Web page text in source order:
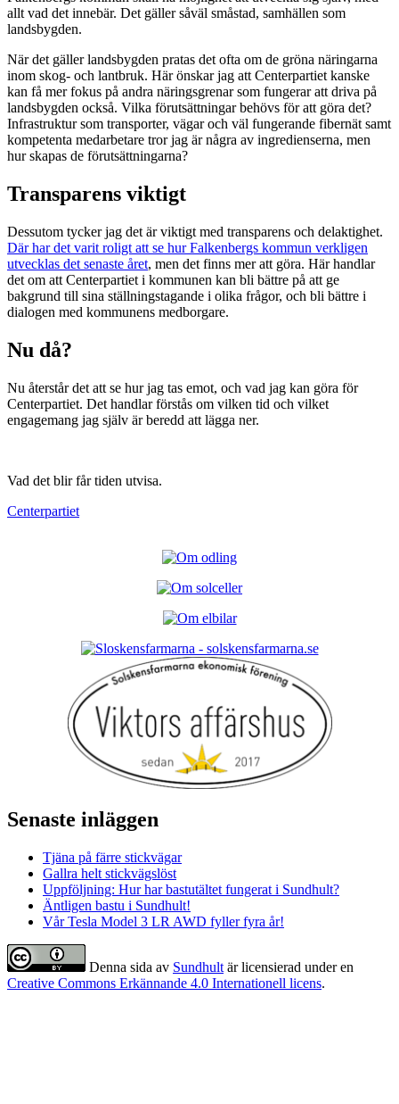
allt vad det innebär. Det gäller såväl småstad, samhällen som
landsbygden.
När det gäller landsbygden pratas det ofta om de gröna näringarna
inom skog- och lantbruk. Här önskar jag att Centerpartiet kanske
kan få mer fokus på andra näringsgrenar som fungerar att driva på
landsbygden också. Vilka förutsättningar behövs för att göra det?
Infrastruktur som transporter, vägar och väl fungerande fibernät samt
kompetenta medarbetare tror jag är några av ingredienserna, men
hur skapas de förutsättningarna?
Transparens viktigt
Dessutom tycker jag det är viktigt med transparens och delaktighet.
Där har det varit roligt att se hur Falkenbergs kommun verkligen
utvecklas det senaste året, men det finns mer att göra. Här handlar
det om att Centerpartiet i kommunen kan bli bättre på att ge
bakgrund till sina ställningstagande i olika frågor, och bli bättre i
dialogen med kommunens medborgare.
Nu då?
Nu återstår det att se hur jag tas emot, och vad jag kan göra för
Centerpartiet. Det handlar förstås om vilken tid och vilket
engagemang jag själv är beredd att lägga ner.
Vad det blir får tiden utvisa.
Centerpartiet
Senaste inläggen
Tjäna på färre stickvägar
Gallra helt stickvägslöst
Uppföljning: Hur har bastutältet fungerat i Sundhult?
Äntligen bastu i Sundhult!
Vår Tesla Model 3 LR AWD fyller fyra år!
Denna sida av Sundhult är licensierad under en
Creative Commons Erkännande 4.0 Internationell licens.